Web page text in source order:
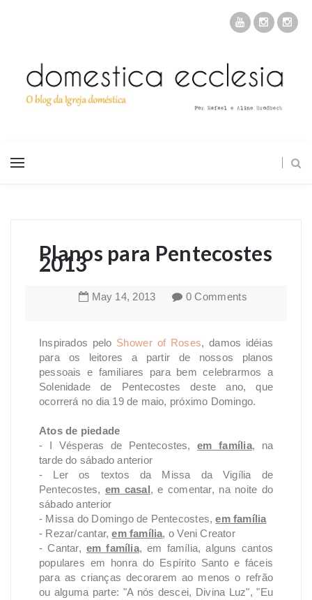
Planos para Pentecostes
2013
May 14, 2013 0 Comments
Inspirados pelo Shower of Roses, damos idéias
para os leitores a partir de nossos planos
pessoais e familiares para bem celebrarmos a
Solenidade de Pentecostes deste ano, que
ocorrerá no dia 19 de maio, próximo Domingo.
Atos de piedade
- I Vésperas de Pentecostes,em família, na
tarde do sábado anterior
- Ler os textos da Missa da Vigília de
Pentecostes, em casal, e comentar, na noite do
sábado anterior
- Missa do Domingo de Pentecostes,em família
- Rezar/cantar,em família, o Veni Creator
- Cantar, em família, em família, alguns cantos
populares em honra do Espírito Santo e fáceis
para as crianças decorarem ao menos o refrão
ou alguma parte: "A nós descei, Divina Luz", "Eu